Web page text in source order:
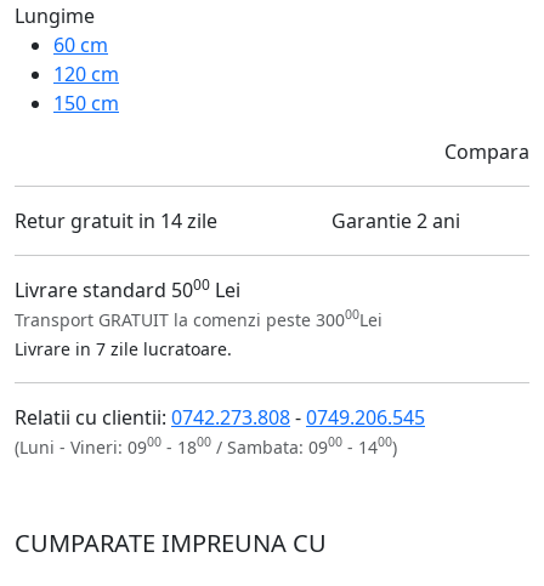
Lungime
60 cm
120 cm
150 cm
Compara
Retur gratuit in 14 zile Garantie 2 ani
Livrare standard 5000 Lei
Transport GRATUIT la comenzi peste 30000Lei
Livrare in 7 zile lucratoare.
Relatii cu clientii: 0742.273.808-0749.206.545
(Luni - Vineri: 0900 - 1800 / Sambata: 0900 - 1400)
CUMPARATE IMPREUNA CU